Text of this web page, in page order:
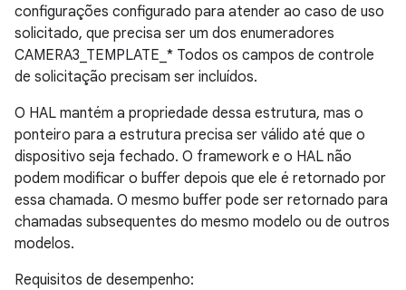
configurações configurado para atender ao caso de uso
solicitado, que precisa ser um dos enumeradores
CAMERA3_TEMPLATE_* Todos os campos de controle
de solicitação precisam ser incluídos.
O HAL mantém a propriedade dessa estrutura, mas o
ponteiro para a estrutura precisa ser válido até que o
dispositivo seja fechado. O framework e o HAL não
podem modificar o buffer depois que ele é retornado por
essa chamada. O mesmo buffer pode ser retornado para
chamadas subsequentes do mesmo modelo ou de outros
modelos.
Requisitos de desempenho: